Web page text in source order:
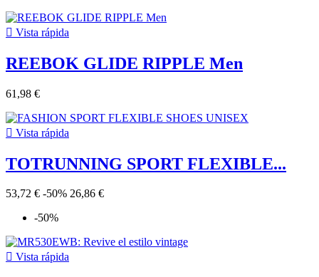
 Vista rápida
REEBOK GLIDE RIPPLE Men
61,98 €
 Vista rápida
TOTRUNNING SPORT FLEXIBLE...
53,72 € -50% 26,86 €
-50%
 Vista rápida